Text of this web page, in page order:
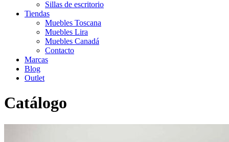
Sillas de escritorio
Tiendas
Muebles Toscana
Muebles Lira
Muebles Canadá
Contacto
Marcas
Blog
Outlet
Catálogo